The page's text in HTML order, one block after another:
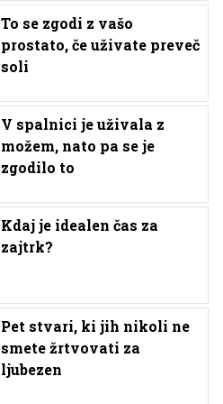
To se zgodi z vašo
prostato, če uživate preveč
soli
V spalnici je uživala z
možem, nato pa se je
zgodilo to
Kdaj je idealen čas za
zajtrk?
Pet stvari, ki jih nikoli ne
smete žrtvovati za
ljubezen